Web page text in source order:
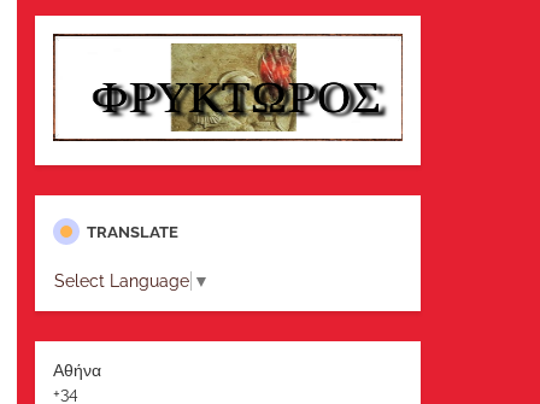
TRANSLATE
Select Language ▼
Αθήνα
+34